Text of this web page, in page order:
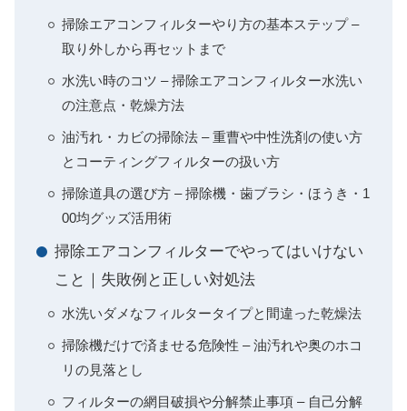
掃除エアコンフィルターやり方の基本ステップ –
取り外しから再セットまで
水洗い時のコツ – 掃除エアコンフィルター水洗い
の注意点・乾燥方法
油汚れ・カビの掃除法 – 重曹や中性洗剤の使い方
とコーティングフィルターの扱い方
掃除道具の選び方 – 掃除機・歯ブラシ・ほうき・1
00均グッズ活用術
掃除エアコンフィルターでやってはいけない
こと｜失敗例と正しい対処法
水洗いダメなフィルタータイプと間違った乾燥法
掃除機だけで済ませる危険性 – 油汚れや奥のホコ
リの見落とし
フィルターの網目破損や分解禁止事項 – 自己分解